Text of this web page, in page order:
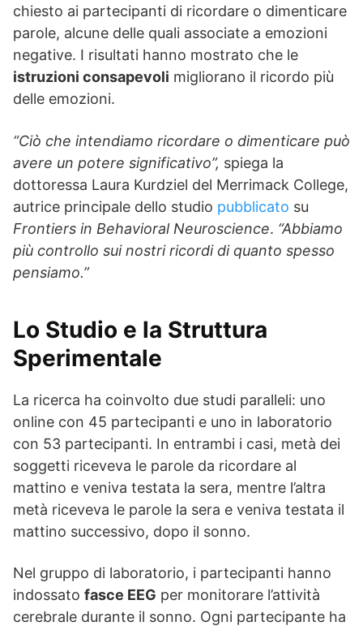
chiesto ai partecipanti di ricordare o dimenticare
parole, alcune delle quali associate a emozioni
negative. I risultati hanno mostrato che le
istruzioni consapevoli migliorano il ricordo più
delle emozioni.
“Ciò che intendiamo ricordare o dimenticare può
avere un potere significativo”, spiega la
dottoressa Laura Kurdziel del Merrimack College,
autrice principale dello studio pubblicato su
Frontiers in Behavioral Neuroscience. “Abbiamo
più controllo sui nostri ricordi di quanto spesso
pensiamo.”
Lo Studio e la Struttura
Sperimentale
La ricerca ha coinvolto due studi paralleli: uno
online con 45 partecipanti e uno in laboratorio
con 53 partecipanti. In entrambi i casi, metà dei
soggetti riceveva le parole da ricordare al
mattino e veniva testata la sera, mentre l’altra
metà riceveva le parole la sera e veniva testata il
mattino successivo, dopo il sonno.
Nel gruppo di laboratorio, i partecipanti hanno
indossato fasce EEG per monitorare l’attività
cerebrale durante il sonno. Ogni partecipante ha